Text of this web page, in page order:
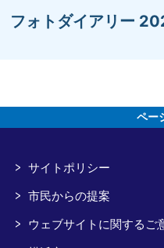
フォトダイアリー
ペー
サイトポリシー
市民からの提案
ウェブサイトに関するご